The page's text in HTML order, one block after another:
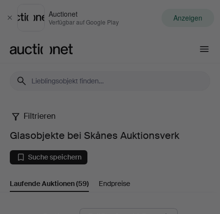
Schließen
Auctionet
Verfügbar auf Google Play Anzeigen
Glasobjekte
bei
Skånes
Auktionsverk
Filtrieren
Glasobjekte bei Skånes Auktionsverk
Suche speichern
Laufende Auktionen(59) Endpreise